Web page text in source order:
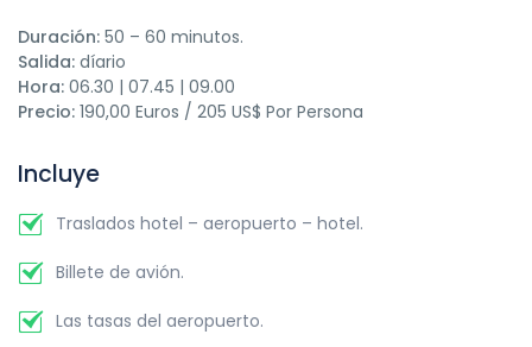
Duración: 50 – 60 minutos.
Salida: díario
Hora: 06.30 | 07.45 | 09.00
Precio: 190,00 Euros / 205 US$ Por Persona
Incluye
Traslados hotel – aeropuerto – hotel.
Billete de avión.
Las tasas del aeropuerto.